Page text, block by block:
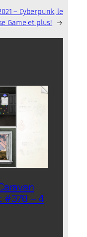
– Cyberpunk, le
Game et plus!
→
#378 – 4